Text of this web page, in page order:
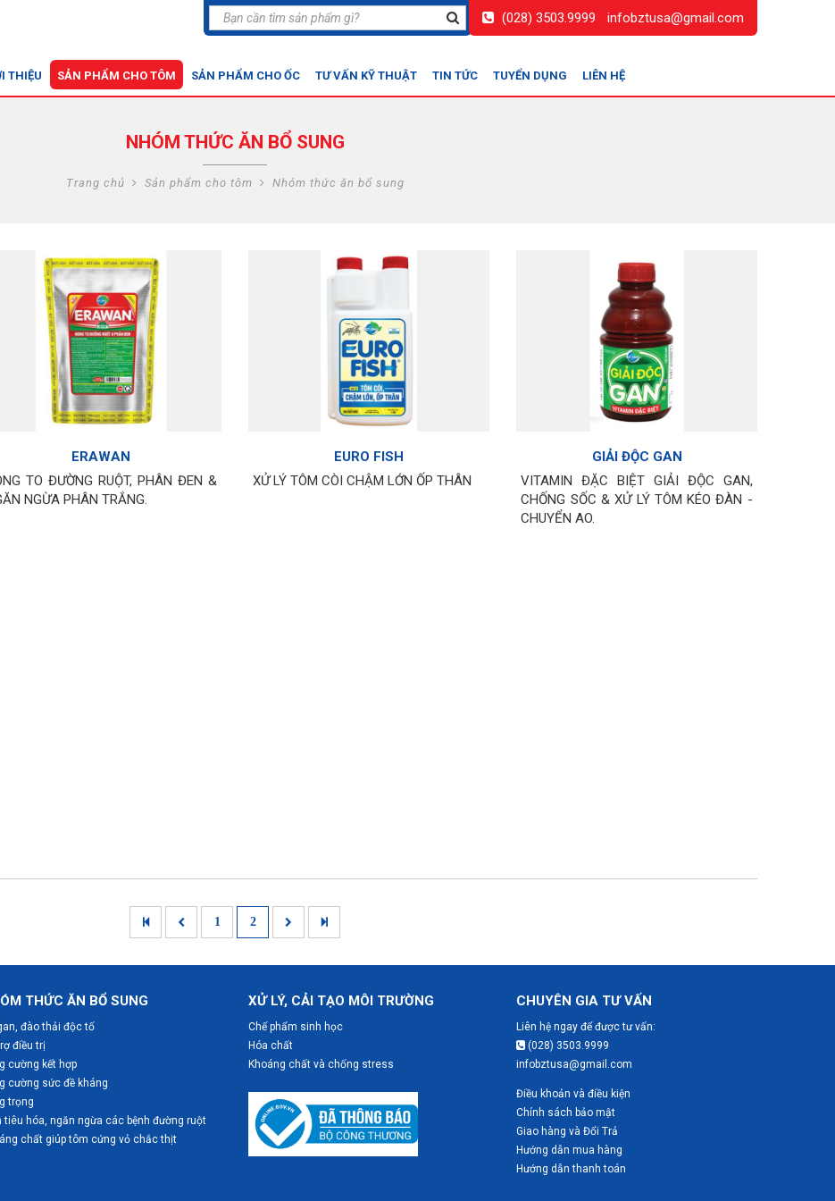
THIỆU SẢN PHẨM CHO TÔM SẢN PHẨM CHO ỐC TƯ VẤN KỸ THUẬT TIN TỨC TUYỂN DỤNG LIÊN HỆ
(028) 3503.9999 infobztusa@gmail.com
NHÓM THỨC ĂN BỔ SUNG
Trang chủ Sản phẩm cho tôm Nhóm thức ăn bổ sung
ERAWAN
TO ĐƯỜNG RUỘT, PHÂN ĐEN &
NGỪA PHÂN TRẮNG.
EURO FISH
XỬ LÝ TÔM CÒI CHẬM LỚN ỐP THÂN
GIẢI ĐỘC GAN
VITAMIN ĐẶC BIỆT GIẢI ĐỘC GAN,
CHỐNG SỐC & XỬ LÝ TÔM KÉO ĐÀN -
CHUYỂN AO.
1 2
THỨC ĂN BỔ SUNG
đào thải độc tố
điều trị
cường kết hợp
cường sức đề kháng
trọng
tiêu hóa, ngăn ngừa các bệnh đường ruột
chất giúp tôm cứng vỏ chắc thịt
XỬ LÝ, CẢI TẠO MÔI TRƯỜNG
Chế phẩm sinh học
Hóa chất
Khoáng chất và chống stress
CHUYÊN GIA TƯ VẤN
Liên hệ ngay để được tư vấn:
(028) 3503.9999
infobztusa@gmail.com
Điều khoản và điều kiện
Chính sách bảo mật
Giao hàng và Đổi Trả
Hướng dẫn mua hàng
Hướng dẫn thanh toán